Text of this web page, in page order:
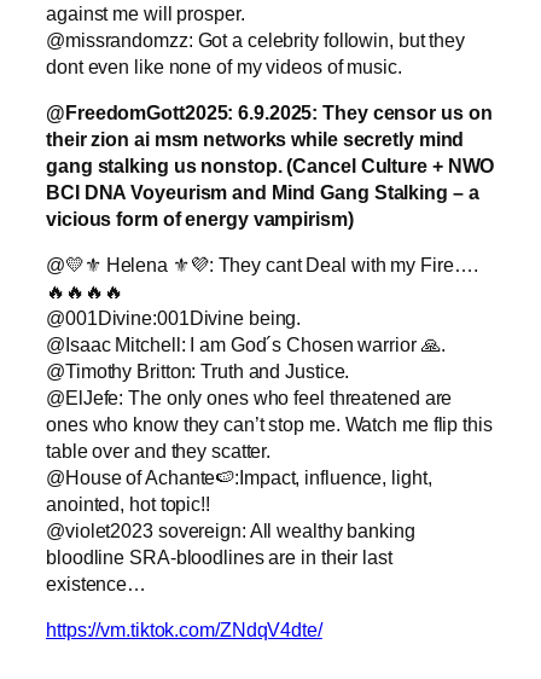
against me will prosper.
@missrandomzz: Got a celebrity followin, but they
dont even like none of my videos of music.
@FreedomGott2025: 6.9.2025: They censor us on
their zion ai msm networks while secretly mind
gang stalking us nonstop.(Cancel Culture + NWO
BCI DNA Voyeurism and Mind Gang Stalking – a
vicious form of energy vampirism)
@💛⚜️ Helena ⚜️💜: They cant Deal with my Fire….
🔥🔥🔥🔥
@001Divine:001Divine being.
@Isaac Mitchell: I am God´s Chosen warrior 🙏.
@Timothy Britton: Truth and Justice.
@ElJefe: The only ones who feel threatened are
ones who know they can’t stop me. Watch me flip this
table over and they scatter.
@House of Achante🍉:Impact, influence, light,
anointed, hot topic!!
@violet2023 sovereign: All wealthy banking
bloodline SRA-bloodlines are in their last
existence…
https://vm.tiktok.com/ZNdqV4dte/